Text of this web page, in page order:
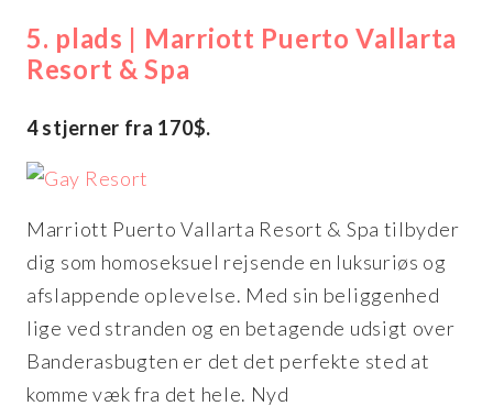
5. plads | Marriott Puerto Vallarta
Resort & Spa
4 stjerner fra 170$.
Marriott Puerto Vallarta Resort & Spa tilbyder
dig som homoseksuel rejsende en luksuriøs og
afslappende oplevelse. Med sin beliggenhed
lige ved stranden og en betagende udsigt over
Banderasbugten er det det perfekte sted at
komme væk fra det hele. Nyd